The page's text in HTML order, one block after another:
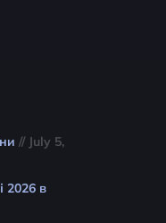
// July 5,
2026 в